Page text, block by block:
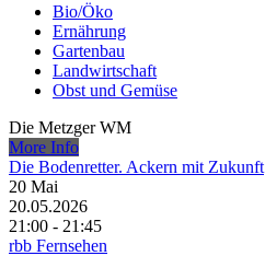
Bio/Öko
Ernährung
Gartenbau
Landwirtschaft
Obst und Gemüse
Die Metzger WM
More Info
Die Bodenretter. Ackern mit Zukunft
20 Mai
20.05.2026
21:00 - 21:45
rbb Fernsehen